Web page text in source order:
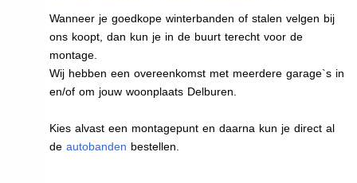
Wanneer je goedkope winterbanden of stalen velgen bij
ons koopt, dan kun je in de buurt terecht voor de
montage.
Wij hebben een overeenkomst met meerdere garage`s in
en/of om jouw woonplaats Delburen.
Kies alvast een montagepunt en daarna kun je direct al
de autobanden bestellen.